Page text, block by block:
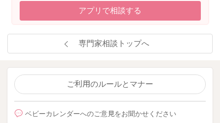
アプリで相談する
専門家相談トップへ
ご利用のルールとマナー
ベビーカレンダーへのご意見をお聞かせください